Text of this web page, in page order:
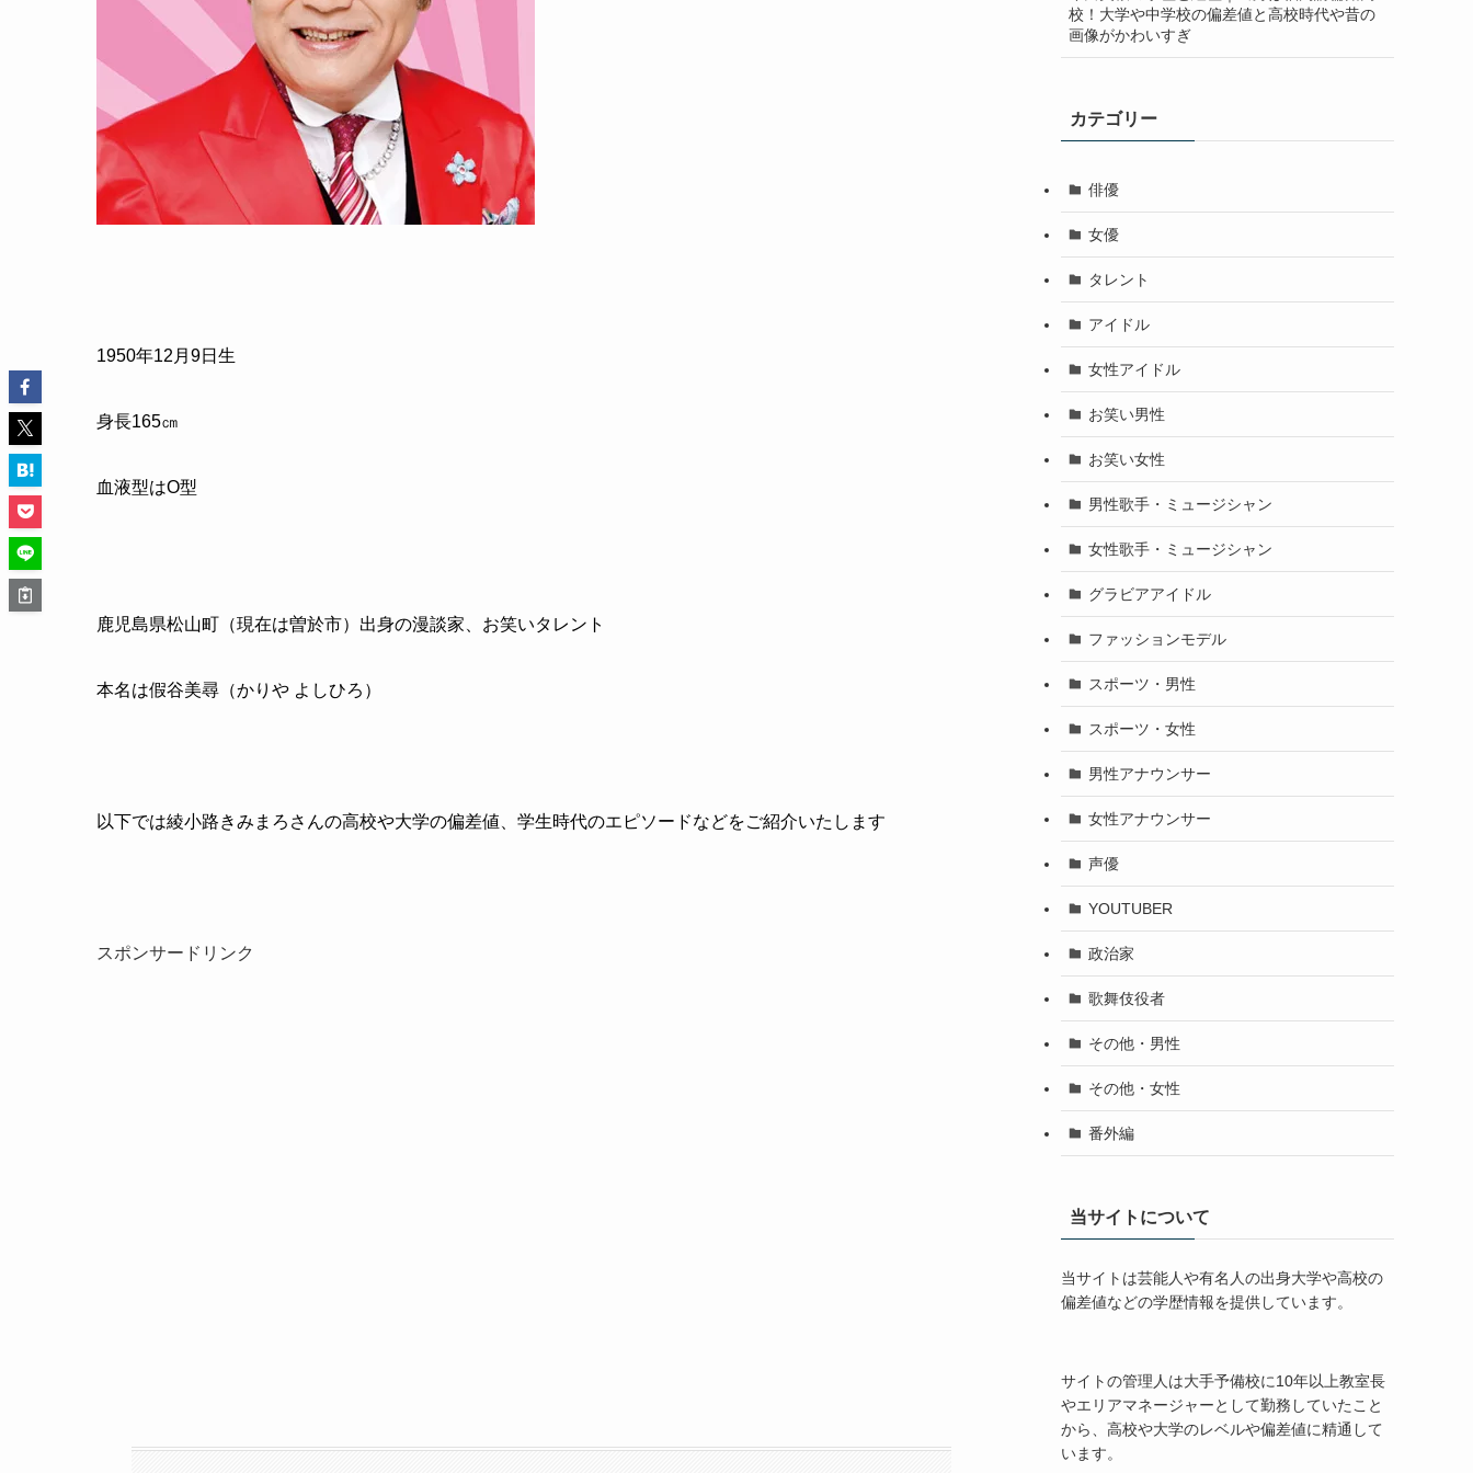
1950年12 月 9日生
身長165㎝
血液型はO型
鹿児島県松山町（現在は曽於市）出身の漫談家、お笑いタレント
本名は假谷美尋（かりや よしひろ）
以下では綾小路きみまろさんの高校や大学の偏差値、学生時代のエピソードなどをご紹介いたします
スポンサードリンク
校！大学や中学校の偏差値と高校時代や昔の
画像がかわいすぎ
カテゴリー
俳優
女優
タレント
アイドル
女性アイドル
お笑い男性
お笑い女性
男性歌手・ミュージシャン
女性歌手・ミュージシャン
グラビアアイドル
ファッションモデル
スポーツ・男性
スポーツ・女性
男性アナウンサー
女性アナウンサー
声優
YOUTUBER
政治家
歌舞伎役者
その他・男性
その他・女性
番外編
当サイトについて
当サイトは芸能人や有名人の出身大学や高校の
偏差値などの学歴情報を提供しています。
サイトの管理人は大手予備校に10年以上教室長
やエリアマネージャーとして勤務していたこと
から、高校や大学のレベルや偏差値に精通して
います。